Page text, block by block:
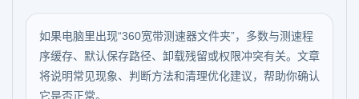
如果电脑里出现“360宽带测速器文件夹”，多数与测速程
序缓存、默认保存路径、卸载残留或权限冲突有关。文章
将说明常见现象、判断方法和清理优化建议，帮助你确认
它是否正常。